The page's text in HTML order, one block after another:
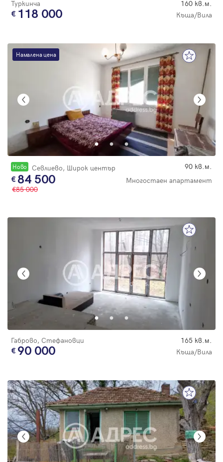
Туркинча 160 кв.м.
118 000 Къща/Вила
Намалена цена
Новo Севлиево, Широк център 90 кв.м.
84 500
Многостаен апартамент
85 000
Габрово, Стефановци 165 кв.м.
90 000 Къща/Вила